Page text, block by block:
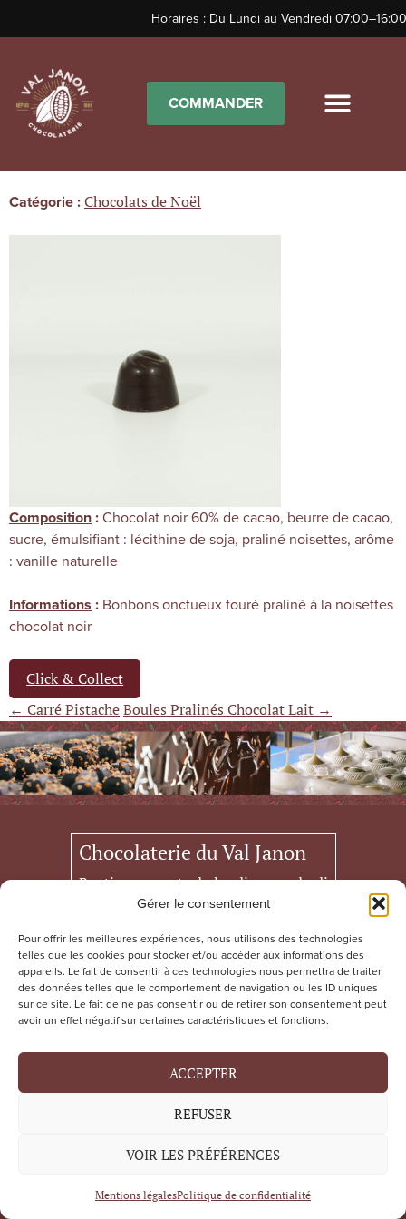
Gérer le consentement
Pour offrir les meilleures expériences, nous utilisons des technologies
telles que les cookies pour stocker et/ou accéder aux informations des
appareils. Le fait de consentir à ces technologies nous permettra de traiter
des données telles que le comportement de navigation ou les ID uniques
sur ce site. Le fait de ne pas consentir ou de retirer son consentement peut
avoir un effet négatif sur certaines caractéristiques et fonctions.
ACCEPTER
REFUSER
VOIR LES PRÉFÉRENCES
Mentions légalesPolitique de confidentialité
Horaires : Du Lundi au Vendredi 07:00–16:00
COMMANDER
Boules Pralinés Chocolat Noir
Catégorie : Chocolats de Noël
Composition : Chocolat noir 60% de cacao, beurre de cacao,
sucre, émulsifiant : lécithine de soja, praliné noisettes, arôme
: vanille naturelle
Informations : Bonbons onctueux fouré praliné à la noisettes
chocolat noir
Click & Collect
← Carré PistacheBoules Pralinés Chocolat Lait →
Chocolaterie du Val Janon
Boutique ouverte du lundi au vendredi
de 7h à 18h
samedi 21 mars, 28 mars et 4 avril de
de 9h30 à 15h.
75 Rue du Docuteur Louis Destre
04 77 95 66 40